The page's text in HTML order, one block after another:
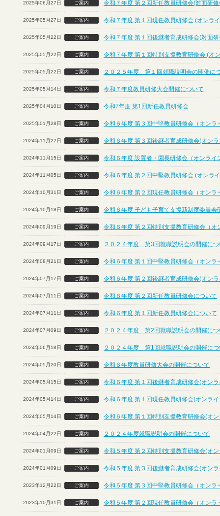
2025年06月27日 ご案内 令和７年度 第２回新任教員研修会(対面研
2025年05月27日 ご案内 令和７年度 第１回現任教員研修会 (オンラ
2025年05月22日 ご案内 令和７年度 第１回後継者育成研修会(対面
2025年05月22日 ご案内 令和７年度 第１回特別支援教育研修会 (オ
2025年05月22日 ご案内 ２０２５年度 第１回就職説明会の開催に
2025年05月14日 ご案内 令和７年度教員研修大会開催について
2025年04月10日 ご案内 令和7年度 第1回新任教員研修会
2025年01月28日 ご案内 令和６年度 第３回中堅教員研修会（オンラ
2024年11月22日 ご案内 令和６年度 第３回後継者育成研修会(オン
2024年11月15日 ご案内 令和６年度 設置者・園長研修会（オンライ
2024年11月05日 ご案内 令和６年度 第２回中堅教員研修会 (オンラ
2024年10月31日 ご案内 令和６年度 第２回現任教員研修会（オンラ
2024年10月18日 ご案内 令和６年度 子ども子育て支援新制度委員会
2024年09月19日 ご案内 令和６年度 第２回特別支援教育研修会（オ
2024年09月17日 ご案内 ２０２４年度 第3回就職説明会の開催につ
2024年08月21日 ご案内 令和６年度 第１回中堅教員研修会（オンラ
2024年07月17日 ご案内 令和６年度 第２回後継者育成研修会(オン
2024年07月11日 ご案内 令和６年度 第２回新任教員研修会について
2024年07月11日 ご案内 令和６年度 第１回新任教員研修会について
2024年07月09日 ご案内 ２０２４年度 第2回就職説明会の開催につ
2024年06月18日 ご案内 ２０２４年度 第1回就職説明会の開催につ
2024年05月20日 ご案内 令和６年度教員研修大会の開催について
2024年05月15日 ご案内 令和６年度 第１回後継者育成研修会(オン
2024年05月14日 ご案内 令和６年度 第１回現任教員研修会(オンラ
2024年05月14日 ご案内 令和６年度 第１回特別支援教育研修会(オ
2024年04月22日 ご案内 ２０２４年度就職説明会の開催について
2024年01月09日 ご案内 令和５年度 第２回特別支援教育研修会(オ
2024年01月09日 ご案内 令和５年度 第３回後継者育成研修会(オン
2023年12月22日 ご案内 令和５年度 第３回中堅教員研修会（オンラ
2023年10月31日 ご案内 令和５年度 第２回現任教員研修会（オンラ